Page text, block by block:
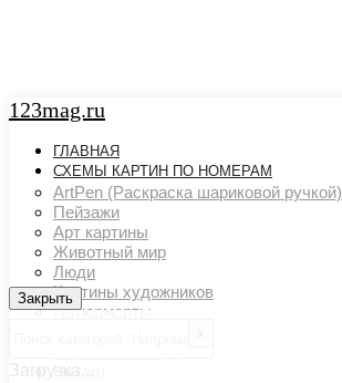
123mag.ru
ГЛАВНАЯ
СХЕМЫ КАРТИН ПО НОМЕРАМ
ArtPen (Раскраска шариковой ручкой)
Пейзажи
Арт картины
Животный мир
Люди
Картины художников
Натюрморты
Ню арт
Закрыть
Закрыть
Загрузка...